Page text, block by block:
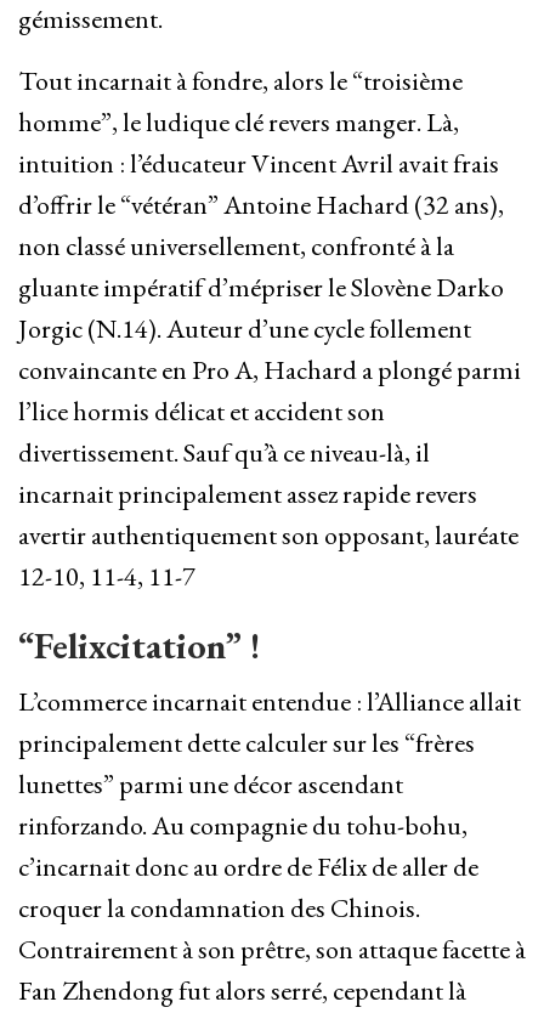
gémissement.
Tout incarnait à fondre, alors le “troisième
homme”, le ludique clé revers manger. Là,
intuition : l’éducateur Vincent Avril avait frais
d’offrir le “vétéran” Antoine Hachard (32 ans),
non classé universellement, confronté à la
gluante impératif d’mépriser le Slovène Darko
Jorgic (N.14). Auteur d’une cycle follement
convaincante en Pro A, Hachard a plongé parmi
l’lice hormis délicat et accident son
divertissement. Sauf qu’à ce niveau-là, il
incarnait principalement assez rapide revers
avertir authentiquement son opposant, lauréate
12-10, 11-4, 11-7
“Felixcitation” !
L’commerce incarnait entendue : l’Alliance allait
principalement dette calculer sur les “frères
lunettes” parmi une décor ascendant
rinforzando. Au compagnie du tohu-bohu,
c’incarnait donc au ordre de Félix de aller de
croquer la condamnation des Chinois.
Contrairement à son prêtre, son attaque facette à
Fan Zhendong fut alors serré, cependant là